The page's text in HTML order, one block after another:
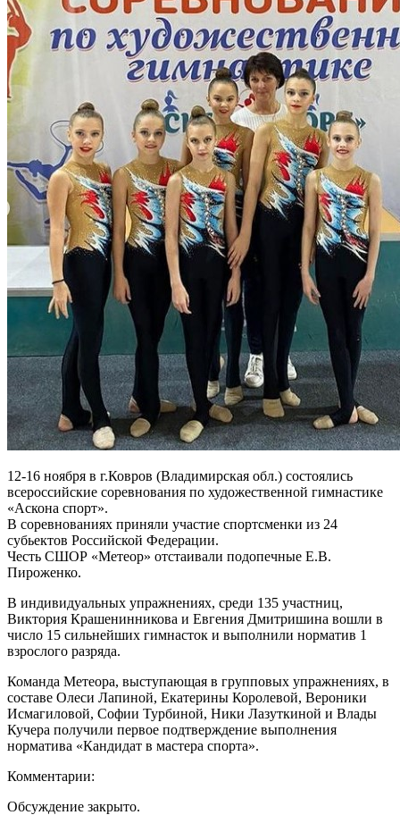
12-16 ноября в г.Ковров (Владимирская обл.) состоялись
всероссийские соревнования по художественной гимнастике
«Аскона спорт».
В соревнованиях приняли участие спортсменки из 24
субьектов Российской Федерации.
Честь СШОР «Метеор» отстаивали подопечные Е.В.
Пироженко.
В индивидуальных упражнениях, среди 135 участниц,
Виктория Крашенинникова и Евгения Дмитришина вошли в
число 15 сильнейших гимнасток и выполнили норматив 1
взрослого разряда.
Команда Метеора, выступающая в групповых упражнениях, в
составе Олеси Лапиной, Екатерины Королевой, Вероники
Исмагиловой, Софии Турбиной, Ники Лазуткиной и Влады
Кучера получили первое подтверждение выполнения
норматива «Кандидат в мастера спорта».
Комментарии:
Обсуждение закрыто.